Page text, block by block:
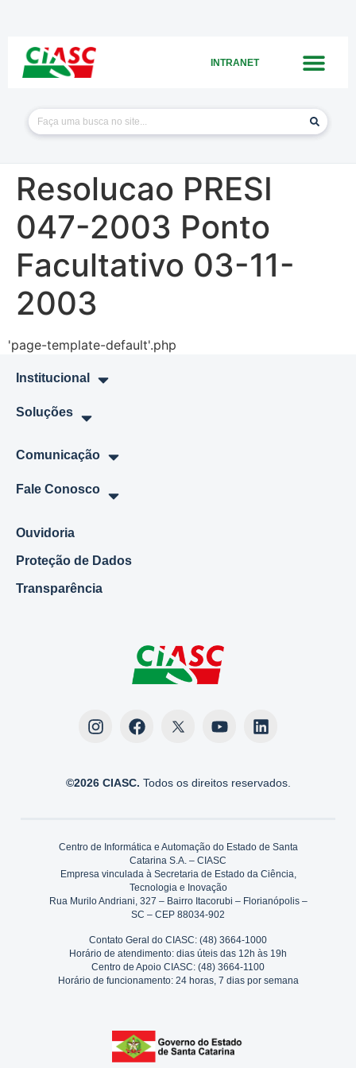
INTRANET
Resolucao PRESI
047-2003 Ponto
Facultativo 03-11-
2003
'page-template-default'.php
Institucional
Soluções
Comunicação
Fale Conosco
Ouvidoria
Proteção de Dados
Transparência
©2026 CIASC. Todos os direitos reservados.
Centro de Informática e Automação do Estado de Santa
Catarina S.A. – CIASC
Empresa vinculada à Secretaria de Estado da Ciência,
Tecnologia e Inovação
Rua Murilo Andriani, 327 – Bairro Itacorubi – Florianópolis –
SC – CEP 88034-902
Contato Geral do CIASC: (48) 3664-1000
Horário de atendimento: dias úteis das 12h às 19h
Centro de Apoio CIASC: (48) 3664-1100
Horário de funcionamento: 24 horas, 7 dias por semana